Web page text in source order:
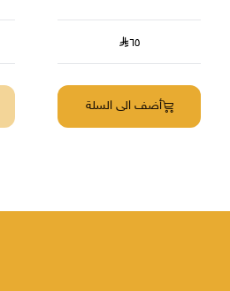
٦٥
أضف الى السلة